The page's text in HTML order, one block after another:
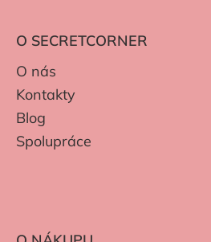
O SECRETCORNER
O nás
Kontakty
Blog
Spolupráce